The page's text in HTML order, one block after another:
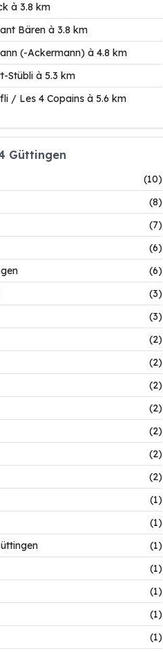
à 3.8 km
Bären à 3.8 km
(-Ackermann) à 4.8 km
Stübli à 5.3 km
/ Les 4 Copains à 5.6 km
Güttingen
(10)
(8)
(7)
(6)
(6)
(3)
(3)
(2)
(2)
(2)
(2)
(2)
(2)
(2)
(1)
(1)
(1)
(1)
(1)
(1)
(1)